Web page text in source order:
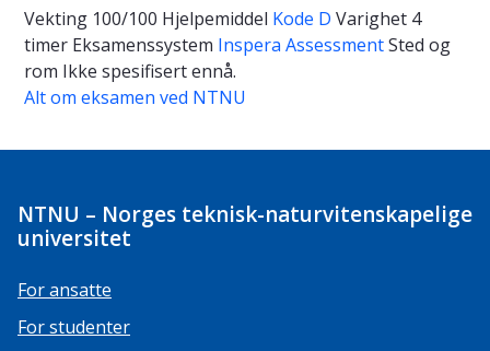
Vekting 100/100 Hjelpemiddel Kode D Varighet 4
timer Eksamenssystem Inspera AssessmentSted og
rom Ikke spesifisert ennå.
Alt om eksamen ved NTNU
NTNU – Norges teknisk-naturvitenskapelige
universitet
For ansatte
For studenter